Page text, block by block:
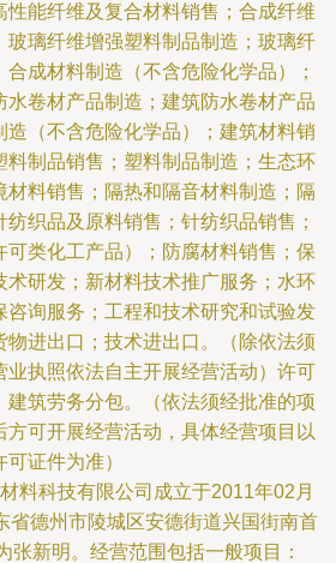
性能纤维及复合材料销售；合成纤维
玻璃纤维增强塑料制品制造；玻璃纤
成材料制造（不含危险化学品）；
水卷材产品制造；建筑防水卷材产品
造（不含危险化学品）；建筑材料销
料制品销售；塑料制品制造；生态环
材料销售；隔热和隔音材料制造；隔
织品及原料销售；针纺织品销售；
可类化工产品）；防腐材料销售；保
术研发；新材料技术推广服务；水环
咨询服务；工程和技术研究和试验发
物进出口；技术进出口。（除依法须
业执照依法自主开展经营活动）许可
建筑劳务分包。（依法须经批准的项
方可开展经营活动，具体经营项目以
证件为准）
料科技有限公司成立于2011年02月
省德州市陵城区安德街道兴国街南首
张新明。经营范围包括一般项目：